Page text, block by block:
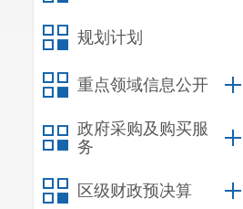
规划计划
重点领域信息公开
政府采购及购买服
务
区级财政预决算